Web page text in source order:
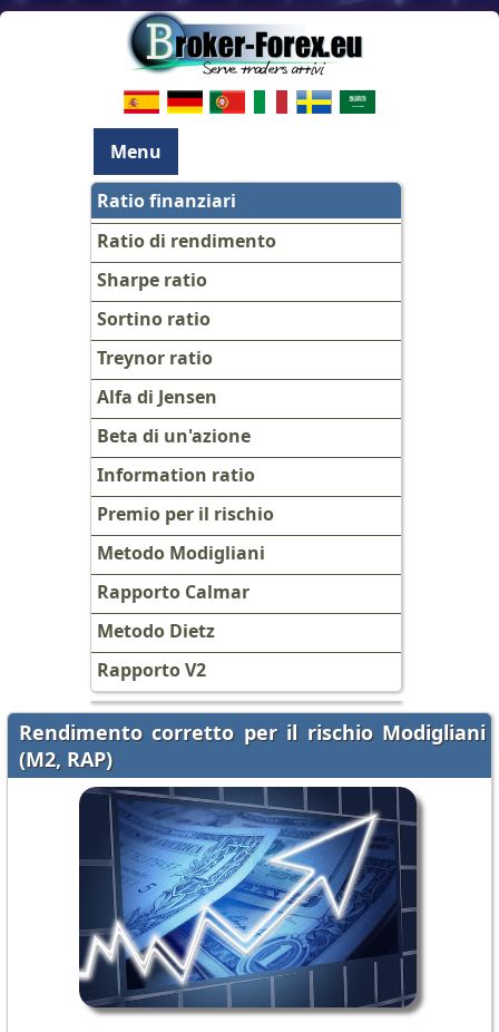
Menu
Ratio finanziari
Ratio di rendimento
Sharpe ratio
Sortino ratio
Treynor ratio
Alfa di Jensen
Beta di un'azione
Information ratio
Premio per il rischio
Metodo Modigliani
Rapporto Calmar
Metodo Dietz
Rapporto V2
Rendimento corretto per il rischio Modigliani
(M2, RAP)